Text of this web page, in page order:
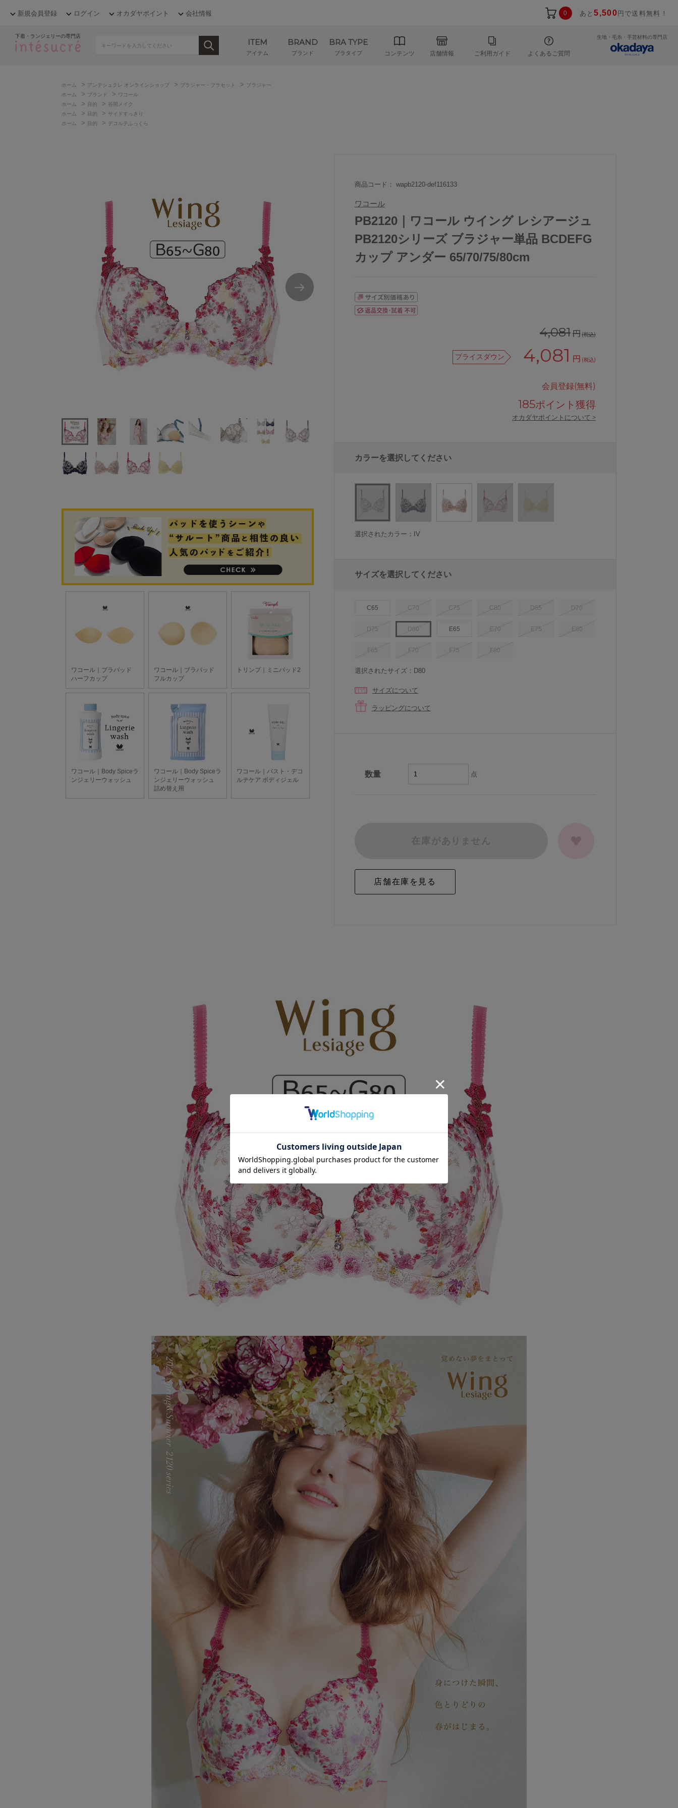
新規会員登録 ログイン オカダヤポイント 会社情報 0 あと5,500 円で送料無料！
下着・ランジェリーの専門店
ITEM
アイテム
BRAND
ブランド
BRA TYPE
ブラタイプ コンテンツ 店舗情報 ご利用ガイド よくあるご質問
生地・毛糸・手芸材料の専門店
ホーム > アンテシュクレ オンラインショップ > ブラジャー・ブラセット > ブラジャー
ホーム
> ブランド > ワコール
ホーム
> 目的 > 谷間メイク
ホーム
> 目的 > サイドすっきり
ホーム
> 目的 > デコルテふっくら
商品コード： wapb2120-def116133
ワコール
PB2120｜ワコール ウイング レシアージュ
PB2120シリーズ ブラジャー単品 BCDEFG
カップ アンダー 65/70/75/80cm
4,081円(税込)
プライスダウン 4,081 円 (税込)
会員登録(無料)
185ポイント獲得
オカダヤポイントについて >
カラーを選択してください
選択されたカラー：IV
サイズを選択してください
C65 C70 C75 C80 D65 D70
D75 D80 E65 E70 E75 E80
F65 F70 F75 F80
選択されたサイズ：D80
サイズについて
ラッピングについて
数量 点
在庫がありません